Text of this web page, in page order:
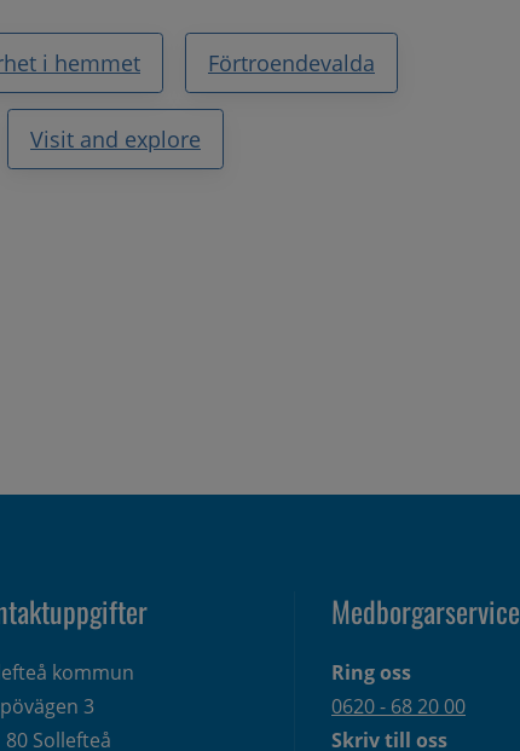
i hemmet Förtroendevalda
Visit and explore
kommun
3
80 Sollefteå
Medborgarservice
Ring oss
0620 - 68 20 00
Skriv till oss